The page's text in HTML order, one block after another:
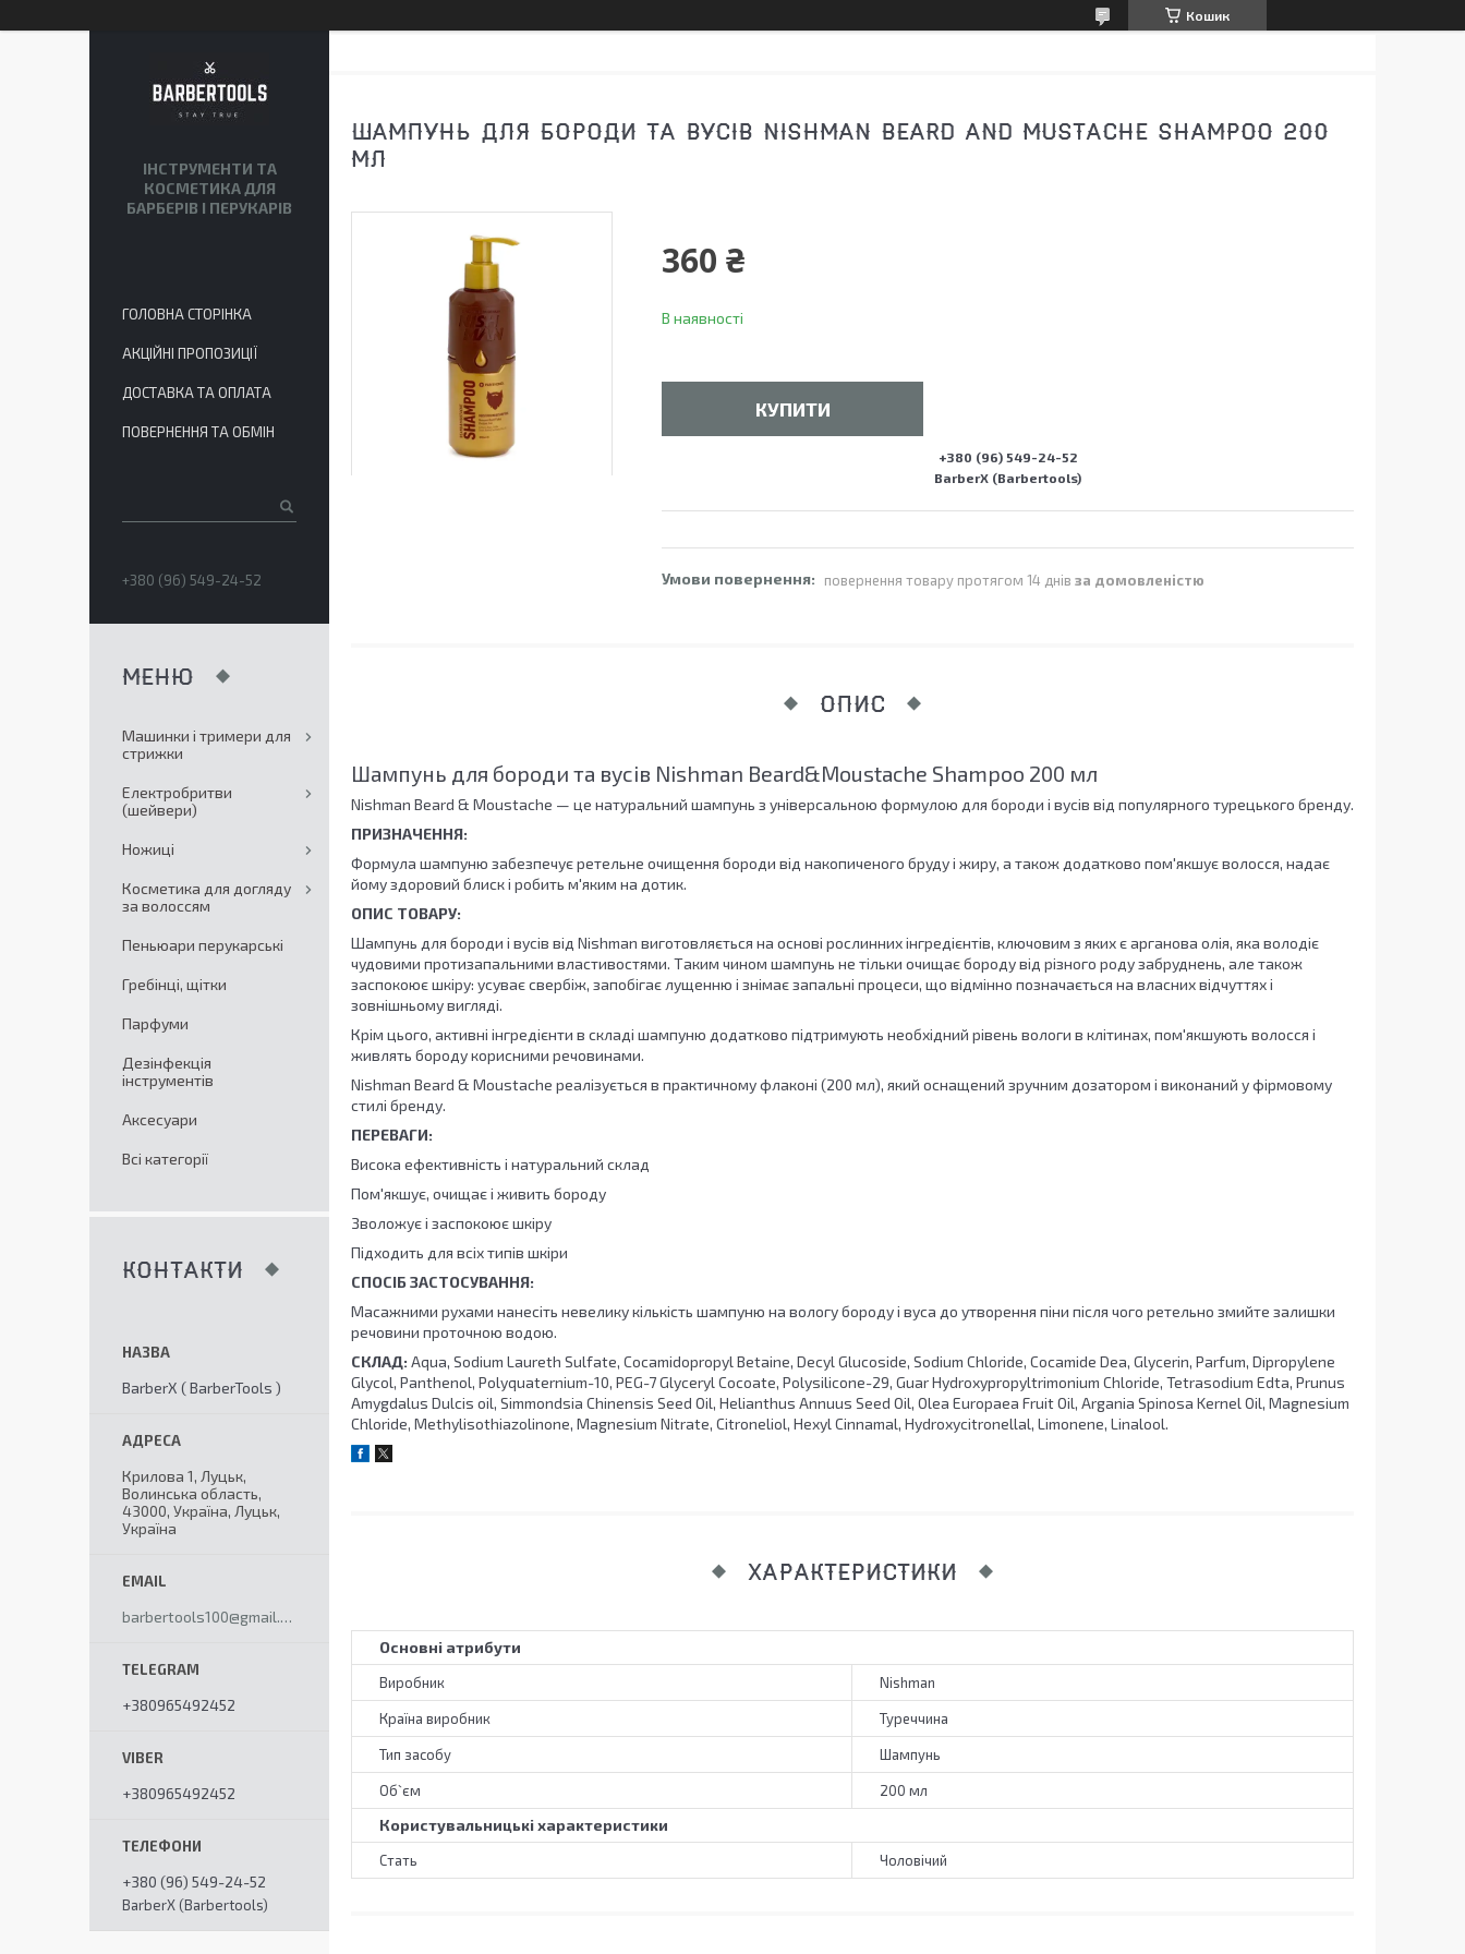
Кошик
ШАМПУНЬ ДЛЯ БОРОДИ ТА ВУСІВ NISHMAN BEARD AND MUSTACHE SHAMPOO 200
МЛ
360 ₴
В наявності
КУПИТИ
+380 (96) 549-24-52
BarberX (Barbertools)
повернення товару протягом 14 днів за домовленістю
ОПИС
Шампунь для бороди та вусів Nishman Beard&Moustache Shampoo 200 мл
Nishman Beard & Moustache — це натуральний шампунь з універсальною формулою для бороди і вусів від популярного турецького бренду.
ПРИЗНАЧЕННЯ:
Формула шампуню забезпечує ретельне очищення бороди від накопиченого бруду і жиру, а також додатково пом'якшує волосся, надає
йому здоровий блиск і робить м'яким на дотик.
ОПИС ТОВАРУ:
Шампунь для бороди і вусів від Nishman виготовляється на основі рослинних інгредієнтів, ключовим з яких є арганова олія, яка володіє
чудовими протизапальними властивостями. Таким чином шампунь не тільки очищає бороду від різного роду забруднень, але також
заспокоює шкіру: усуває свербіж, запобігає лущенню і знімає запальні процеси, що відмінно позначається на власних відчуттях і
зовнішньому вигляді.
Крім цього, активні інгредієнти в складі шампуню додатково підтримують необхідний рівень вологи в клітинах, пом'якшують волосся і
живлять бороду корисними речовинами.
Nishman Beard & Moustache реалізується в практичному флаконі (200 мл), який оснащений зручним дозатором і виконаний у фірмовому
стилі бренду.
ПЕРЕВАГИ:
Висока ефективність і натуральний склад
Пом'якшує, очищає і живить бороду
Зволожує і заспокоює шкіру
Підходить для всіх типів шкіри
СПОСІБ ЗАСТОСУВАННЯ:
Масажними рухами нанесіть невелику кількість шампуню на вологу бороду і вуса до утворення піни після чого ретельно змийте залишки
речовини проточною водою.
СКЛАД: Aqua, Sodium Laureth Sulfate, Cocamidopropyl Betaine, Decyl Glucoside, Sodium Chloride, Cocamide Dea, Glycerin, Parfum, Dipropylene
Glycol, Panthenol, Polyquaternium-10, PEG-7 Glyceryl Cocoate, Polysilicone-29, Guar Hydroxypropyltrimonium Chloride, Tetrasodium Edta, Prunus
Amygdalus Dulcis oil, Simmondsia Chinensis Seed Oil, Helianthus Annuus Seed Oil, Olea Europaea Fruit Oil, Argania Spinosa Kernel Oil, Magnesium
Chloride, Methylisothiazolinone, Magnesium Nitrate, Citroneliol, Hexyl Cinnamal, Hydroxycitronellal, Limonene, Linalool.
ХАРАКТЕРИСТИКИ
Основні атрибути
Виробник Nishman
Країна виробник Туреччина
Тип засобу Шампунь
Об`єм 200 мл
Користувальницькі характеристики
Стать Чоловічий
ІНСТРУМЕНТИ ТА
КОСМЕТИКА ДЛЯ
БАРБЕРІВ І ПЕРУКАРІВ
ГОЛОВНА СТОРІНКА
АКЦІЙНІ ПРОПОЗИЦІЇ
ДОСТАВКА ТА ОПЛАТА
ПОВЕРНЕННЯ ТА ОБМІН
+380 (96) 549-24-52
Машинки і тримери для
стрижки
Електробритви
(шейвери)
Ножиці
Косметика для догляду
за волоссям
Пеньюари перукарські
Гребінці, щітки
Парфуми
Дезінфекція
інструментів
Аксесуари
Всі категорії
КОНТАКТИ
BarberX ( BarberTools )
Крилова 1, Луцьк,
Волинська область,
43000, Україна, Луцьк,
Україна
barbertools100@gmail.com
+380965492452
+380965492452
+380 (96) 549-24-52
BarberX (Barbertools)